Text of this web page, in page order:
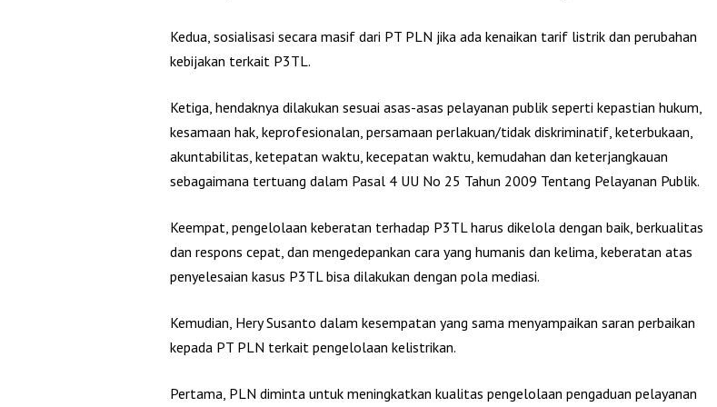
Kedua, sosialisasi secara masif dari PT PLN jika ada kenaikan tarif listrik dan perubahan
kebijakan terkait P3TL.
Ketiga, hendaknya dilakukan sesuai asas-asas pelayanan publik seperti kepastian hukum,
kesamaan hak, keprofesionalan, persamaan perlakuan/tidak diskriminatif, keterbukaan,
akuntabilitas, ketepatan waktu, kecepatan waktu, kemudahan dan keterjangkauan
sebagaimana tertuang dalam Pasal 4 UU No 25 Tahun 2009 Tentang Pelayanan Publik.
Keempat, pengelolaan keberatan terhadap P3TL harus dikelola dengan baik, berkualitas
dan respons cepat, dan mengedepankan cara yang humanis dan kelima, keberatan atas
penyelesaian kasus P3TL bisa dilakukan dengan pola mediasi.
Kemudian, Hery Susanto dalam kesempatan yang sama menyampaikan saran perbaikan
kepada PT PLN terkait pengelolaan kelistrikan.
Pertama, PLN diminta untuk meningkatkan kualitas pengelolaan pengaduan pelayanan